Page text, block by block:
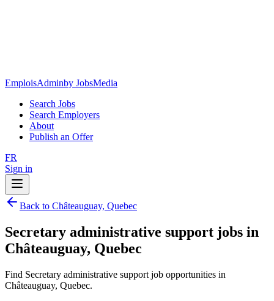
EmploisAdminby JobsMedia
Search Jobs
Search Employers
About
Publish an Offer
FR
Sign in
Back to Châteauguay, Quebec
Secretary administrative support jobs in
Châteauguay, Quebec
Find Secretary administrative support job opportunities in
Châteauguay, Quebec.